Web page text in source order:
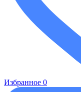
Избранное 0